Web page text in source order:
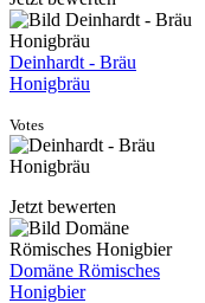
Deinhardt - Bräu
Honigbräu
Votes
Jetzt bewerten
Domäne Römisches
Honigbier